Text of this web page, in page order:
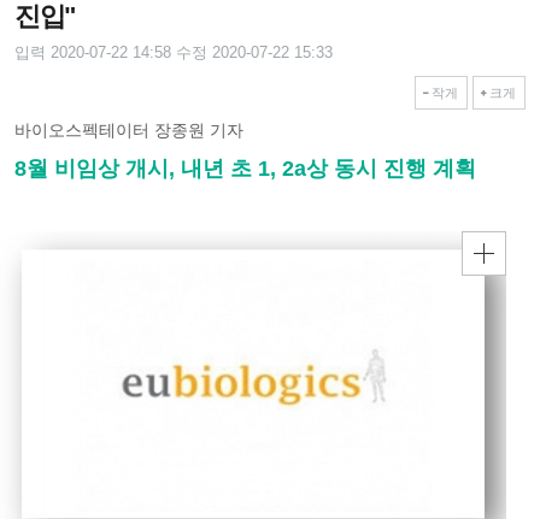
진입"
입력 2020-07-22 14:58 수정 2020-07-22 15:33
작게 크게
바이오스펙테이터 장종원 기자
8월 비임상 개시, 내년 초 1, 2a상 동시 진행 계획